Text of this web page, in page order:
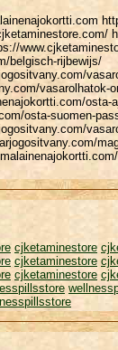
belgisch-rijbewijs/
vasarolhatok-
osta-
osta-suomen-
cjketaminestore
cjketaminestore
cjketaminestore